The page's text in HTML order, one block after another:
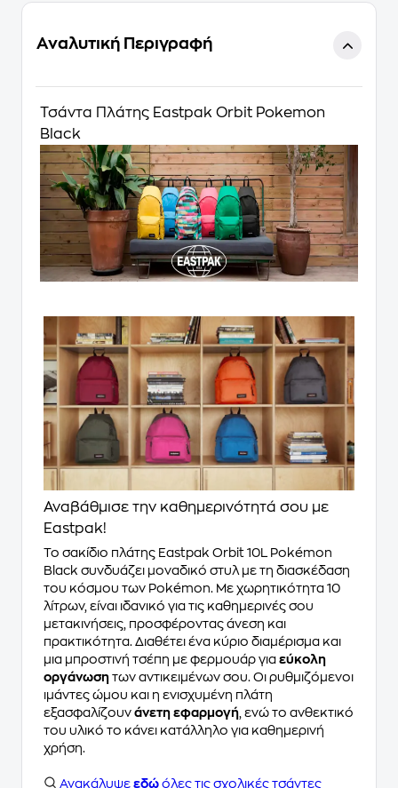
Αναλυτική Περιγραφή
Τσάντα Πλάτης Eastpak Orbit Pokemon
Black
Αναβάθμισε την καθημερινότητά σου με
Eastpak!
Το σακίδιο πλάτης Eastpak Orbit 10L Pokémon
Black συνδυάζει μοναδικό στυλ με τη διασκέδαση
του κόσμου των Pokémon. Με χωρητικότητα 10
λίτρων, είναι ιδανικό για τις καθημερινές σου
μετακινήσεις, προσφέροντας άνεση και
πρακτικότητα. Διαθέτει ένα κύριο διαμέρισμα και
μια μπροστινή τσέπη με φερμουάρ για εύκολη
οργάνωση των αντικειμένων σου. Οι ρυθμιζόμενοι
ιμάντες ώμου και η ενισχυμένη πλάτη
εξασφαλίζουν άνετη εφαρμογή , ενώ το ανθεκτικό
του υλικό το κάνει κατάλληλο για καθημερινή
χρήση.
Ανακάλυψε εδώ όλες τις σχολικές τσάντες